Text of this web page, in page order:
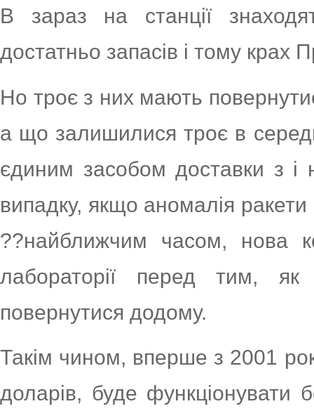
В зараз на станції
достатньо запасів і тому крах
Но троє з них мають
а що залишилися троє в
єдиним засобом доставки з
випадку, якщо аномалія
??найближчим часом, нова
лабораторії перед тим, як
повернутися додому.
Такім чином, вперше з 2001
доларів, буде функціонувати